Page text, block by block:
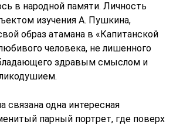
в народной памяти. Личность
изучения А. Пушкина,
образ атамана в «Капитанской
человека, не лишенного
здравым смыслом и
связана одна интересная
парный портрет, где поверх